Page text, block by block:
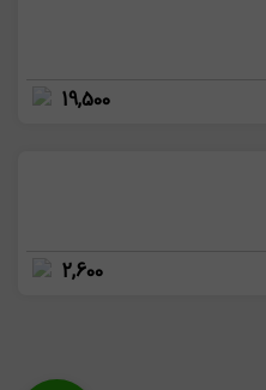
19,500
2,600